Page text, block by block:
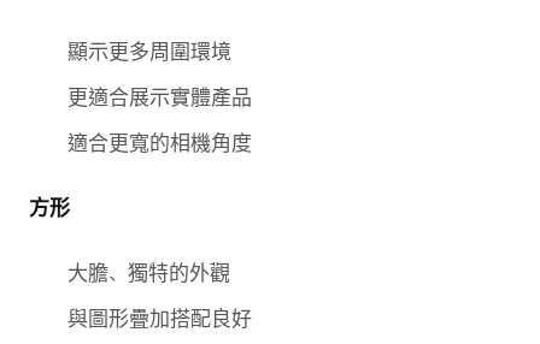
顯示更多周圍環境
更適合展示實體產品
適合更寬的相機角度
方形
大膽、獨特的外觀
與圖形疊加搭配良好